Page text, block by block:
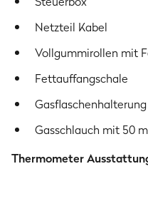
125 cm
Höhe geöffneter Deckel
156 cm
Bitte lies die
des Gerätes.
ACHTUNG:
Netzteil Kabel
Vollgummirollen mit
Fettauffangschale
Gasflaschenhalterung
Gasschlauch mit 50
Thermometer